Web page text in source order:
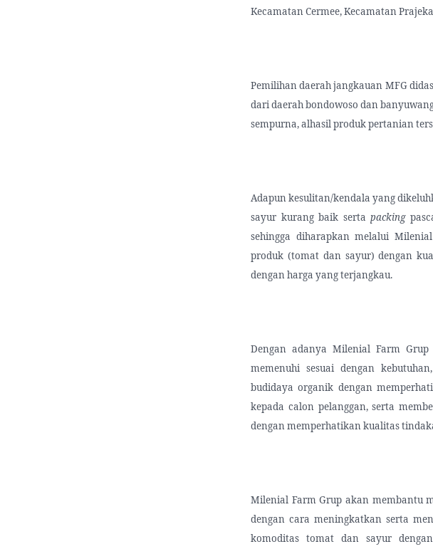
Kecamatan Cermee, Kecamatan
Pemilihan daerah jangkauan MFG
dari daerah bondowoso dan
sempurna, alhasil produk pertanian
Adapun kesulitan/kendala yang
sayur kurang baik sertapacking
sehingga diharapkan melalui
produk (tomat dan sayur) dengan
dengan harga yang terjangkau.
Dengan adanya Milenial Farm
memenuhi sesuai dengan
budidaya organik dengan
kepada calon pelanggan, serta
dengan memperhatikan kualitas
Milenial Farm Grup akan membantu
dengan cara meningkatkan serta
komoditas tomat dan sayur